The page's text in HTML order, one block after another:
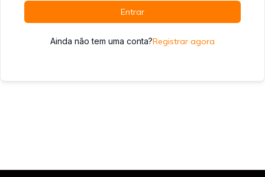
Entrar
Ainda não tem uma conta?Registrar agora